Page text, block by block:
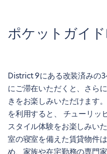
ポケットガイ
District 9にある改装済みの
にご滞在いただくと、さら
きをお楽しみいただけます
を利用すると、 チューリッ
スタイル体験をお楽しみい
室の寝室を備えた賃貸物件